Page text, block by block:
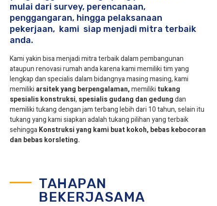
mulai dari survey, perencanaan,
penggangaran, hingga pelaksanaan
pekerjaan, kami siap menjadi mitra terbaik
anda.
Kami yakin bisa menjadi mitra terbaik dalam pembangunan
ataupun renovasi rumah anda karena kami memiliki tim yang
lengkap dan specialis dalam bidangnya masing masing, kami
memiliki arsitek yang berpengalaman,memiliki tukang
spesialiskonstruksi, spesialis gudang dan gedungdan
memiliki tukang dengan jam terbang lebih dari 10 tahun, selain itu
tukang yang kami siapkan adalah tukang pilihan yang terbaik
sehinggaKonstruksi yang kami buat kokoh, bebas kebocoran
dan bebas korsleting.
TAHAPAN
BEKERJASAMA